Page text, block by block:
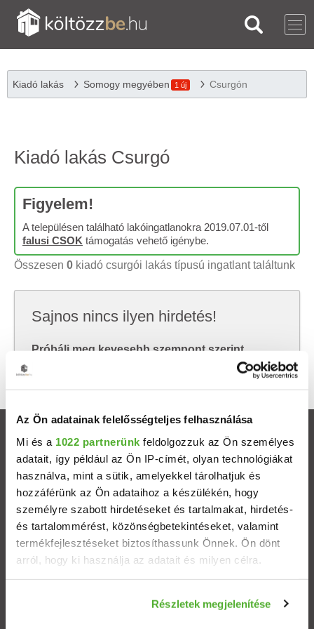
Az Ön adatainak felelősségteljes felhasználása
Mi és a 1022 partnerünk feldolgozzuk az Ön személyes
adatait, így például az Ön IP-címét, olyan technológiákat
használva, mint a sütik, amelyekkel tárolhatjuk és
hozzáférünk az Ön adataihoz a készülékén, hogy
személyre szabott hirdetéseket és tartalmakat, hirdetés-
és tartalommérést, közönségbetekintéseket, valamint
termékfejlesztéseket biztosíthassunk Önnek. Ön dönt
arról, hogy ki használja az adatait és milyen célra.
Információgyűjtés az Ön földrajzi elhelyezkedéséről
Részletek megjelenítése
Kiadó lakás Somogy megyében 1 új Csurgón
Kiadó lakás Csurgó
Figyelem!
A településen található lakóingatlanokra 2019.07.01-től
falusi CSOK támogatás vehető igénybe.
Összesen 0 kiadó csurgói lakás típusú ingatlant találtunk
Sajnos nincs ilyen hirdetés!
Próbálj meg kevesebb szempont szerint
keresni, hátha akkor megtalálod, amit keresel.
Ingatlanok
Eladó házak
Eladó lakások
Települések